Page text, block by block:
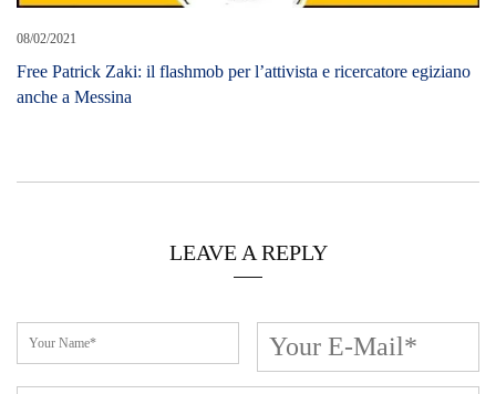
08/02/2021
Free Patrick Zaki: il flashmob per l’attivista e ricercatore egiziano
anche a Messina
LEAVE A REPLY